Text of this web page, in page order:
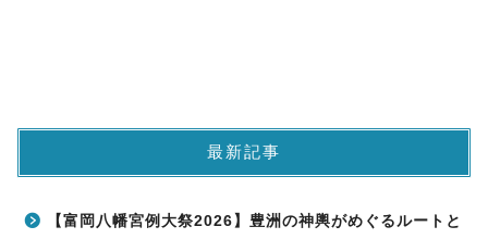
最新記事
【富岡八幡宮例大祭2026】豊洲の神輿がめぐるルートと